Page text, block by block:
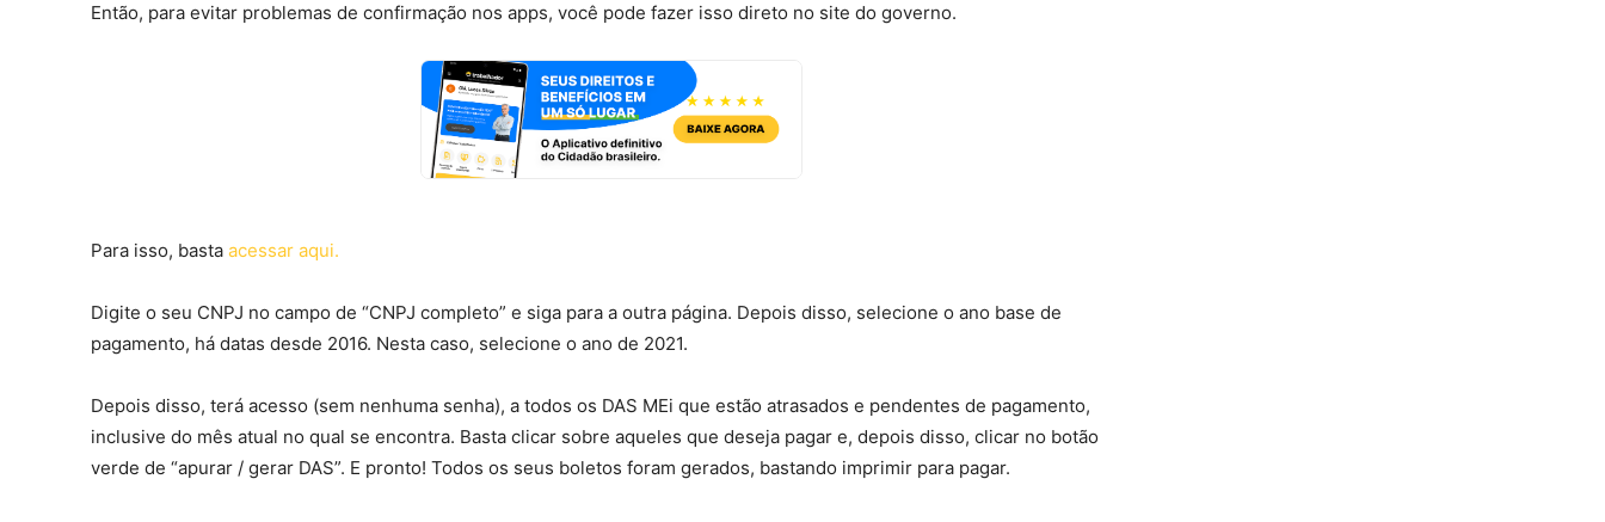
Então, para evitar problemas de confirmação nos apps, você pode fazer isso direto no site do governo.
Para isso, basta acessar aqui.
Digite o seu CNPJ no campo de “CNPJ completo” e siga para a outra página. Depois disso, selecione o ano base de
pagamento, há datas desde 2016. Nesta caso, selecione o ano de 2021.
Depois disso, terá acesso (sem nenhuma senha), a todos os DAS MEi que estão atrasados e pendentes de pagamento,
inclusive do mês atual no qual se encontra. Basta clicar sobre aqueles que deseja pagar e, depois disso, clicar no botão
verde de “apurar / gerar DAS”. E pronto! Todos os seus boletos foram gerados, bastando imprimir para pagar.